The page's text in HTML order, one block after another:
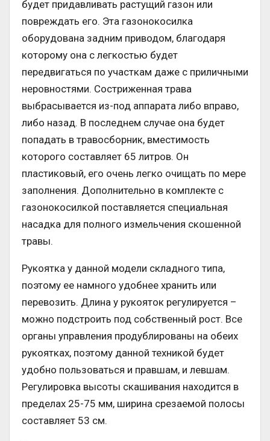
будет придавливать растущий газон или
повреждать его. Эта газонокосилка
оборудована задним приводом, благодаря
которому она с легкостью будет
передвигаться по участкам даже с приличными
неровностями. Состриженная трава
выбрасывается из-под аппарата либо вправо,
либо назад. В последнем случае она будет
попадать в травосборник, вместимость
которого составляет 65 литров. Он
пластиковый, его очень легко очищать по мере
заполнения. Дополнительно в комплекте с
газонокосилкой поставляется специальная
насадка для полного измельчения скошенной
травы.
Рукоятка у данной модели складного типа,
поэтому ее намного удобнее хранить или
перевозить. Длина у рукояток регулируется –
можно подстроить под собственный рост. Все
органы управления продублированы на обеих
рукоятках, поэтому данной техникой будет
удобно пользоваться и правшам, и левшам.
Регулировка высоты скашивания находится в
пределах 25-75 мм, ширина срезаемой полосы
составляет 53 см.